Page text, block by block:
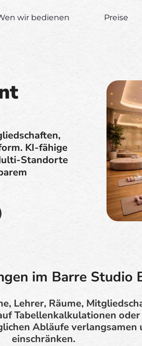
wir bedienen Preise
KI-fähige
Standorte
im Barre Studio
Lehrer, Räume,
Tabellenkalkulationen
Abläufe verlangsamen
einschränken.